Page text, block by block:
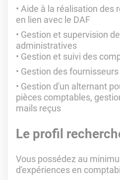
Aide à la réalisation des
en lien avec le DAF
Gestion et supervision
administratives
Gestion et suivi des
Gestion des fournisseurs
Gestion d'un alternant
pièces comptables,
mails reçus
Le profil
Vous possédez au
d'expériences en